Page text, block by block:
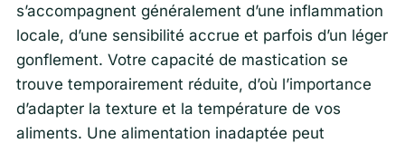
s’accompagnent généralement d’une inflammation
locale, d’une sensibilité accrue et parfois d’un léger
gonflement. Votre capacité de mastication se
trouve temporairement réduite, d’où l’importance
d’adapter la texture et la température de vos
aliments. Une alimentation inadaptée peut